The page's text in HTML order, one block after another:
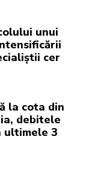
unui
cer
la cota din
debitele
ultimele 3